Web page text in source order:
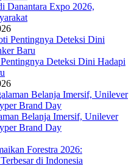
Danantara Expo 2026,
Deteksi Dini Hadapi
Belanja Imersif, Unilever
Brand Day